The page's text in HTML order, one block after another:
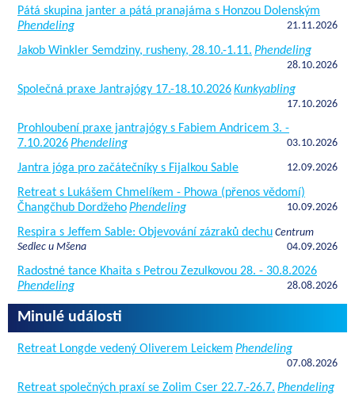
Pátá skupina janter a pátá pranajáma s Honzou Dolenským
Phendeling
21.11.2026
Jakob Winkler Semdziny, rusheny, 28.10.-1.11. Phendeling
28.10.2026
Společná praxe Jantrajógy 17.-18.10.2026Kunkyabling
17.10.2026
Prohloubení praxe jantrajógy s Fabiem Andricem 3. -
7.10.2026Phendeling 03.10.2026
Jantra jóga pro začátečníky s Fijalkou Sable 12.09.2026
Retreat s Lukášem Chmelíkem - Phowa (přenos vědomí)
Čhangčhub DordžehoPhendeling 10.09.2026
Respira s Jeffem Sable: Objevování zázraků dechu Centrum
Sedlec u Mšena
04.09.2026
Radostné tance Khaita s Petrou Zezulkovou 28. - 30.8.2026
Phendeling
28.08.2026
Minulé události
Retreat Longde vedený Oliverem Leickem Phendeling
07.08.2026
Retreat společných praxí se Zolim Cser 22.7.-26.7. Phendeling